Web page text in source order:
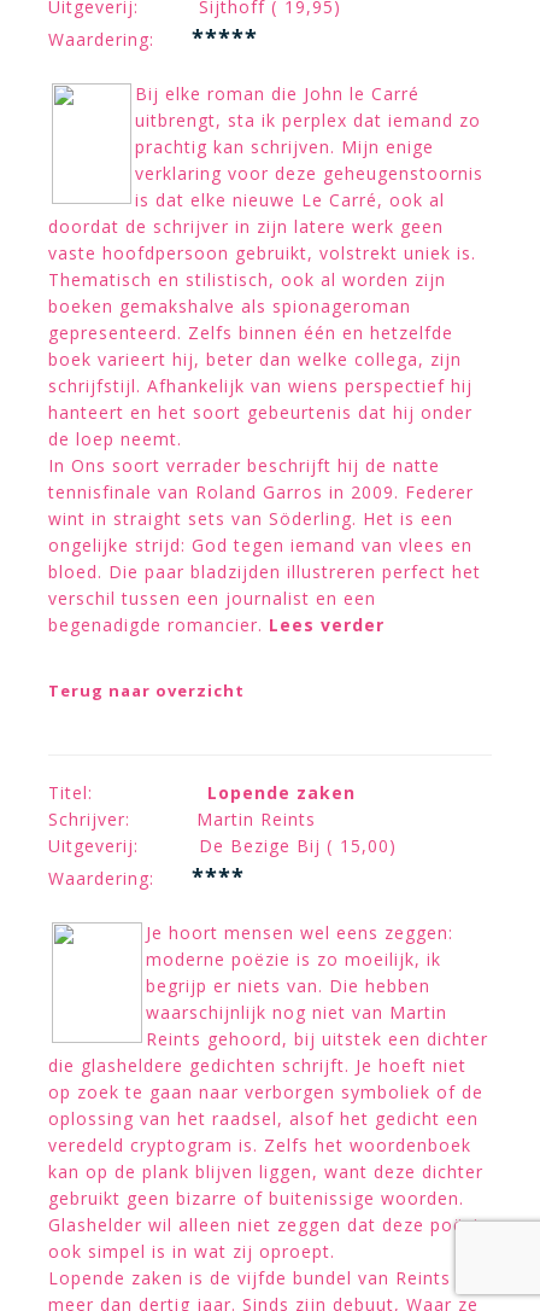
Uitgeverij: Sijthoff ( 19,95)
Waardering:
*****
Bij elke roman die John le Carré
uitbrengt, sta ik perplex dat iemand zo
prachtig kan schrijven. Mijn enige
verklaring voor deze geheugenstoornis
is dat elke nieuwe Le Carré, ook al
doordat de schrijver in zijn latere werk geen
vaste hoofdpersoon gebruikt, volstrekt uniek is.
Thematisch en stilistisch, ook al worden zijn
boeken gemakshalve als spionageroman
gepresenteerd. Zelfs binnen één en hetzelfde
boek varieert hij, beter dan welke collega, zijn
schrijfstijl. Afhankelijk van wiens perspectief hij
hanteert en het soort gebeurtenis dat hij onder
de loep neemt.
In Ons soort verrader beschrijft hij de natte
tennisfinale van Roland Garros in 2009. Federer
wint in straight sets van Söderling. Het is een
ongelijke strijd: God tegen iemand van vlees en
bloed. Die paar bladzijden illustreren perfect het
verschil tussen een journalist en een
begenadigde romancier. Lees verder
Terug naar overzicht
Titel: Lopende zaken
Schrijver: Martin Reints
Uitgeverij: De Bezige Bij ( 15,00)
Waardering:
****
Je hoort mensen wel eens zeggen:
moderne poëzie is zo moeilijk, ik
begrijp er niets van. Die hebben
waarschijnlijk nog niet van Martin
Reints gehoord, bij uitstek een dichter
die glasheldere gedichten schrijft. Je hoeft niet
op zoek te gaan naar verborgen symboliek of de
oplossing van het raadsel, alsof het gedicht een
veredeld cryptogram is. Zelfs het woordenboek
kan op de plank blijven liggen, want deze dichter
gebruikt geen bizarre of buitenissige woorden.
Glashelder wil alleen niet zeggen dat deze poëzie
ook simpel is in wat zij oproept.
Lopende zaken is de vijfde bundel van Reints in
meer dan dertig jaar. Sinds zijn debuut, Waar ze